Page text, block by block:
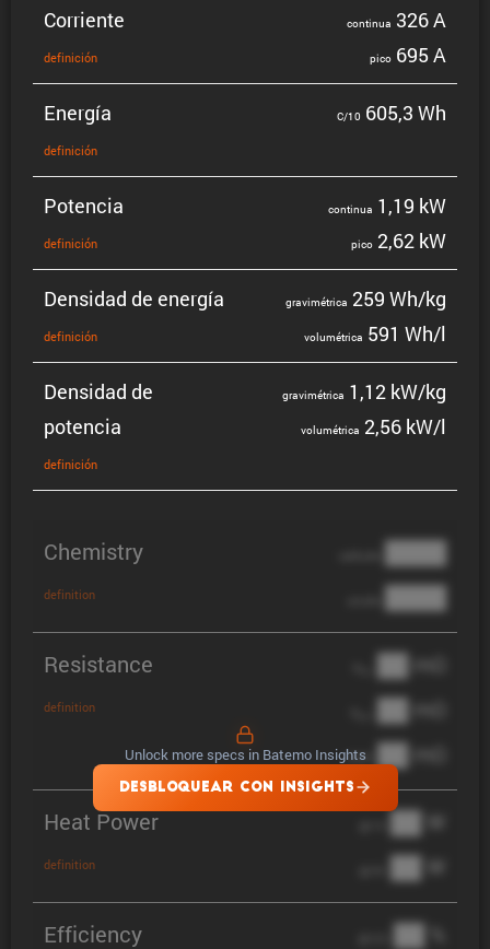
Corriente
defini­ción
continua 326 A
pico 695 A
Energía
defini­ción
C/10 605,3 Wh
Potencia
defini­ción
continua 1,19 kW
pico 2,62 kW
Densidad de energía
defini­ción
gravi­mé­trica 259 Wh/kg
volumé­trica 591 Wh/l
Densidad de
potencia
defini­ción
gravi­mé­trica 1,12 kW/kg
volumé­trica 2,56 kW/l
Chemistry
definition
████
████
Resistance
definition
██ mΩ
██ mΩ
DCIR ██ mΩ
Heat Power
definition
██ W
██ W
Efficiency ██ %
Unlock more specs in Batemo Insights
DESBLOQUEAR CON INSIGHTS